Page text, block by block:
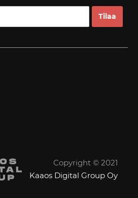
Copyright © 2021
Kaaos Digital Group Oy